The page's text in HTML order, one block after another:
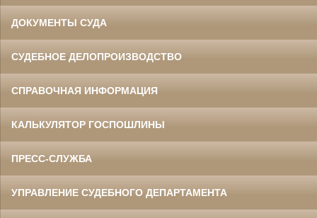
ДОКУМЕНТЫ СУДА
СУДЕБНОЕ ДЕЛОПРОИЗВОДСТВО
СПРАВОЧНАЯ ИНФОРМАЦИЯ
КАЛЬКУЛЯТОР ГОСПОШЛИНЫ
ПРЕСС-СЛУЖБА
УПРАВЛЕНИЕ СУДЕБНОГО ДЕПАРТАМЕНТА